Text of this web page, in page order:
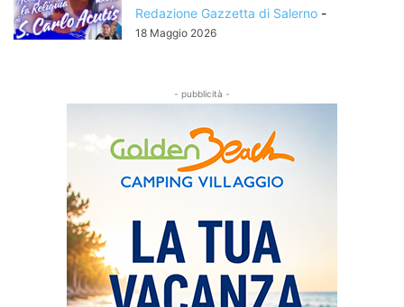
Redazione Gazzetta di Salerno -
18 Maggio 2026
- pubblicità -